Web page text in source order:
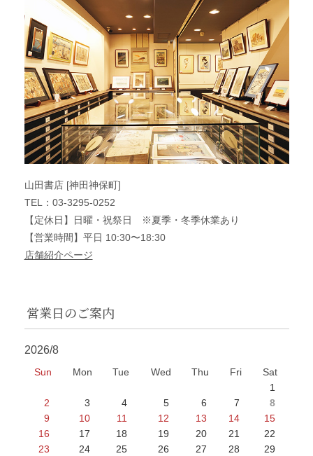
山田書店 [神田神保町]
TEL：03-3295-0252
【定休日】日曜・祝祭日 ※夏季・冬季休業あり
【営業時間】平日 10:30〜18:30
店舗紹介ページ
営業日のご案内
2026/8
Sun Mon Tue Wed Thu Fri
Sat
1
2
3 4 5 6 7
8
9
10 11 12 13 14
15
16
17 18 19 20 21
22
23
24 25 26 27 28
29